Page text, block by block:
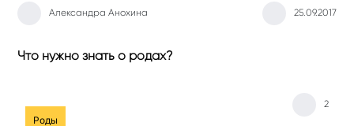
Александра Анохина 25.09.2017
Что нужно знать о родах?
Роды
2